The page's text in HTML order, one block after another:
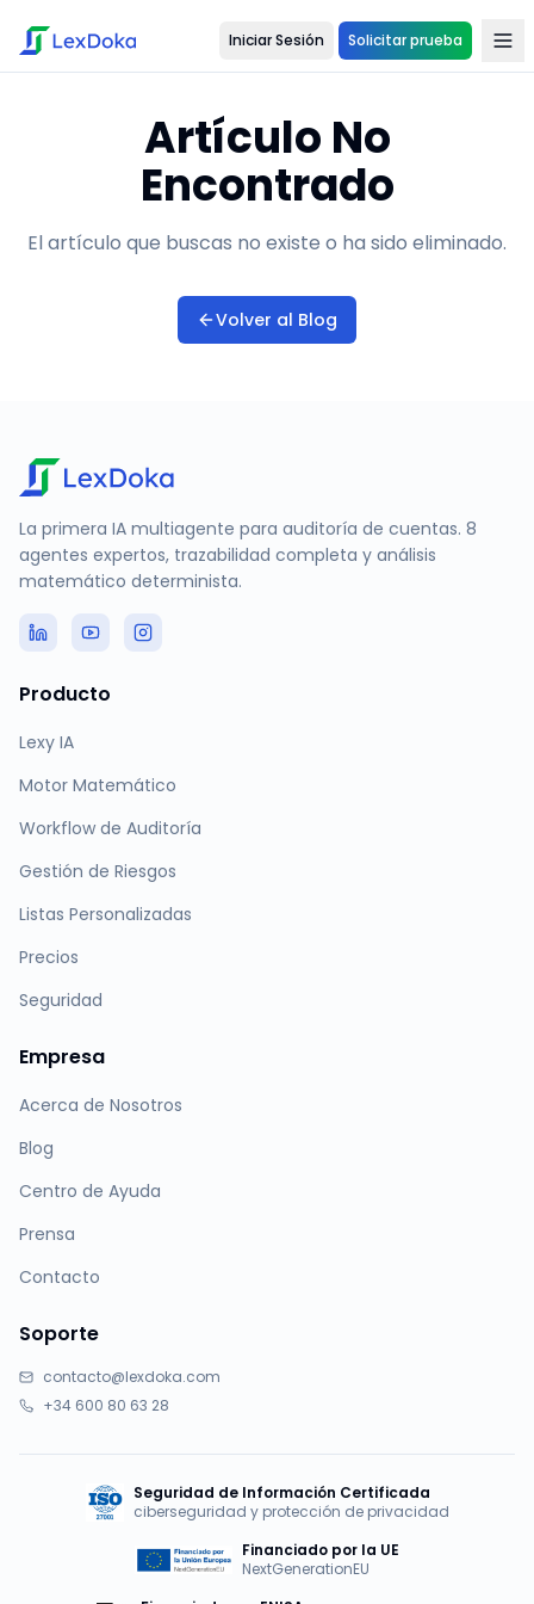
Iniciar Sesión Solicitar prueba
Artículo No
Encontrado
El artículo que buscas no existe o ha sido eliminado.
Volver al Blog
La primera IA multiagente para auditoría de cuentas. 8
agentes expertos, trazabilidad completa y análisis
matemático determinista.
Producto
Lexy IA
Motor Matemático
Workflow de Auditoría
Gestión de Riesgos
Listas Personalizadas
Precios
Seguridad
Empresa
Acerca de Nosotros
Blog
Centro de Ayuda
Prensa
Contacto
Soporte
contacto@lexdoka.com
+34 600 80 63 28
Seguridad de Información Certificada
ciberseguridad y protección de privacidad
Financiado por la UE
NextGenerationEU